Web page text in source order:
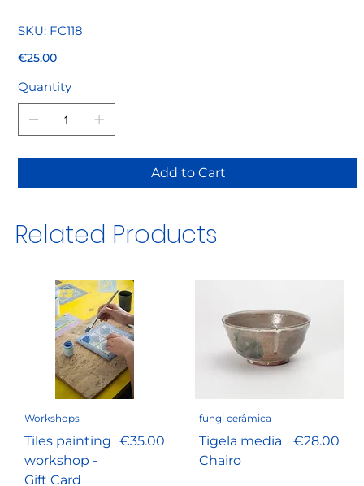
Related Products
Workshops
Tiles painting
workshop -
Gift Card
Price
€35.00
fungi cerâmica
Tigela media
Chairo
Price
€28.00
SKU: SKU
FC118
FC118
Price
€25.00
Quantity
Add to Cart